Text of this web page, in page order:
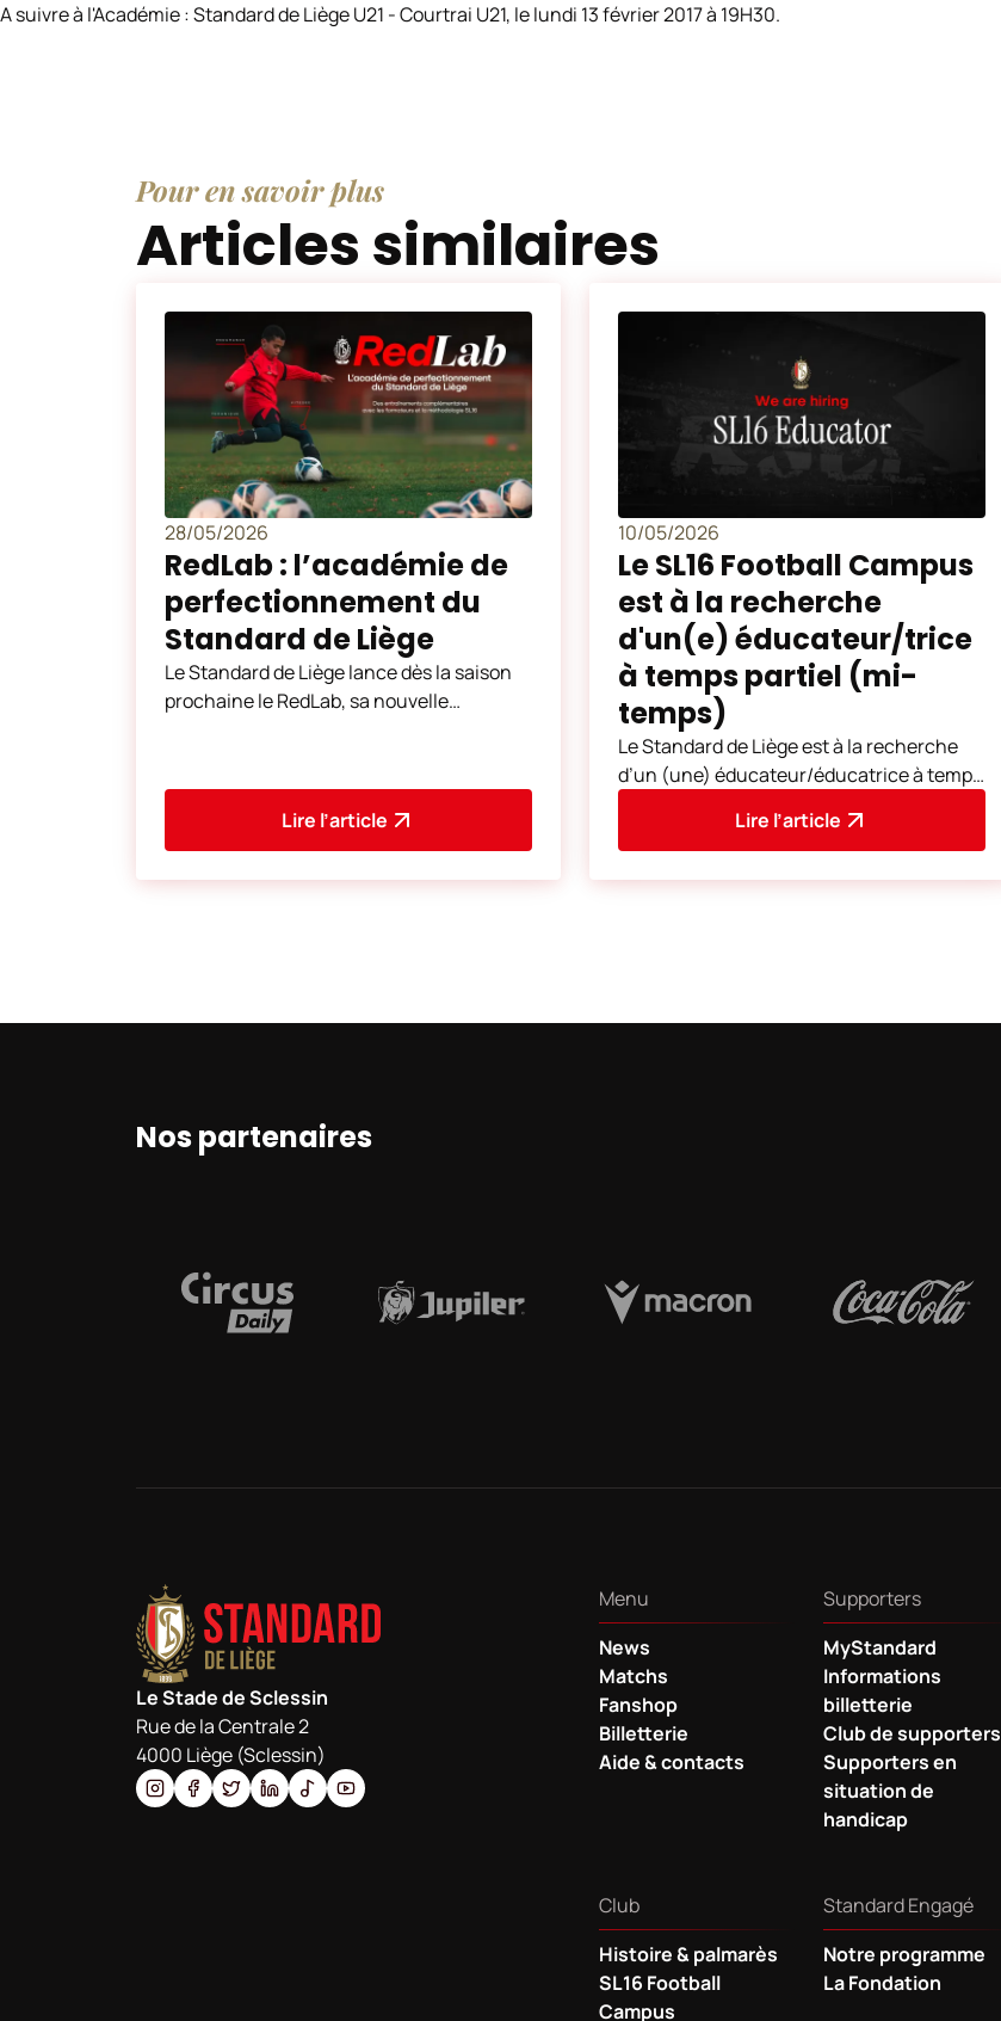
A suivre à l'Académie : Standard de Liège U21 - Courtrai U21, le lundi 13 février 2017 à 19H30.
Pour en savoir plus
Articles similaires
28/05/2026
RedLab : l’académie de
perfectionnement du
Standard de Liège
Le Standard de Liège lance dès la saison
prochaine le RedLab, sa nouvelle
Lire l’article
10/05/2026
Le SL16 Football Campus
est à la recherche
d'un(e) éducateur/trice
à temps partiel (mi-
temps)
Le Standard de Liège est à la recherche
d’un (une) éducateur/éducatrice à temps
SL16. La missionLire l’article
Nos partenaires
Le Stade de Sclessin
Rue de la Centrale 2
4000 Liège (Sclessin)
Menu
News
Matchs
Fanshop
Billetterie
Aide & contacts
Supporters
MyStandard
Informations
billetterie
Club de supporters
Supporters en
situation de
handicap
Club
Histoire & palmarès
SL16 Football
Campus
Standard Engagé
Notre programme
La Fondation